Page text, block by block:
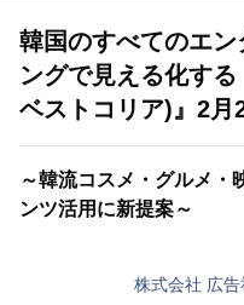
韓国のすべてのエ
ングで見える化す
ベストコリア)』2月
～韓流コスメ・グルメ・
ンツ活用に新提案～
株式会社 広告